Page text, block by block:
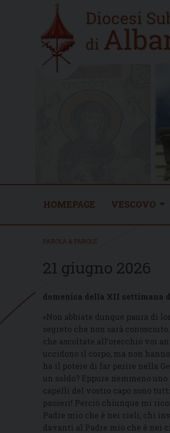
Home
new
HOMEPAGE VESCOVO
PAROLA & PAROLE
21 giugno 2026
domenica della XII settimana
«Non abbiate dunque paura di
segreto che non sarà
che ascoltate all’orecchio voi
uccidono il corpo, ma non
ha il potere di far perire nella
un soldo? Eppure nemmeno
capelli del vostro capo sono
passeri! Perciò chiunque mi
Padre mio che è nei cieli; chi
davanti al Padre mio che è nei